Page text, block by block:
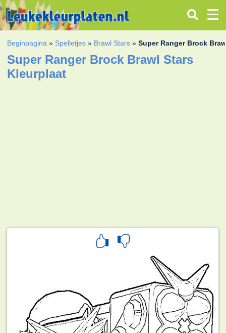
Beginpagina » Spelletjes » Brawl Stars »Super Ranger Brock
Super Ranger Brock Brawl Stars
Kleurplaat